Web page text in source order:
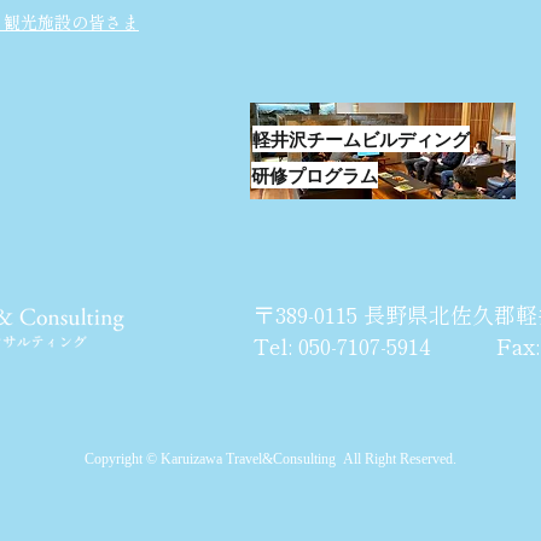
光施設の皆さま
軽井沢チームビルディング
研修プログラム
〒389-0115 長野県北佐久郡
Tel: 050-7107-5914 Fax:
Copyright © Karuizawa Travel&Consulting All Right Reserved.